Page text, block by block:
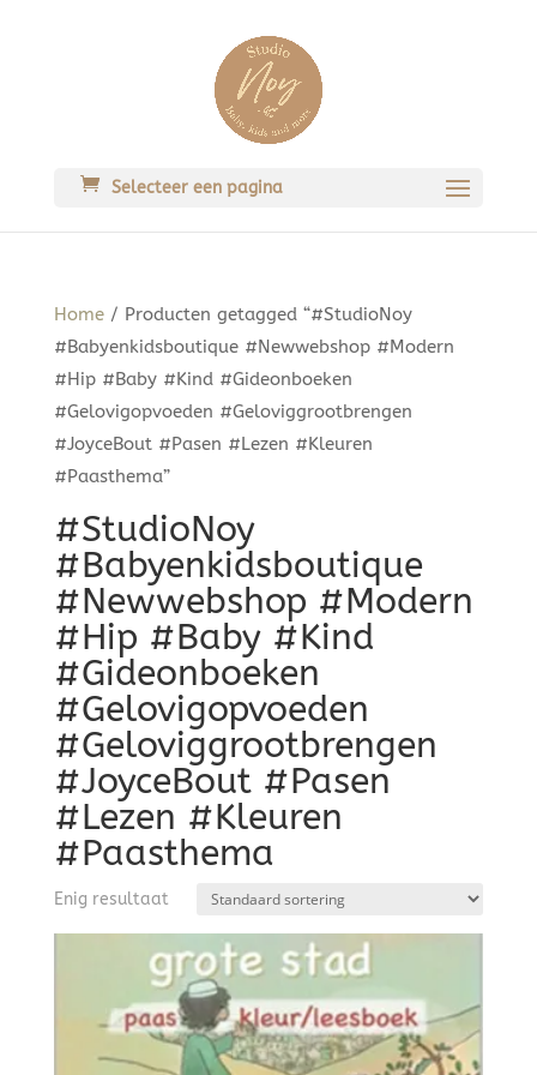
Selecteer een pagina
Home/ Producten getagged “#StudioNoy
#Babyenkidsboutique #Newwebshop #Modern
#Hip #Baby #Kind #Gideonboeken
#Gelovigopvoeden #Geloviggrootbrengen
#JoyceBout #Pasen #Lezen #Kleuren
#Paasthema”
#StudioNoy
#Babyenkidsboutique
#Newwebshop #Modern
#Hip #Baby #Kind
#Gideonboeken
#Gelovigopvoeden
#Geloviggrootbrengen
#JoyceBout #Pasen
#Lezen #Kleuren
#Paasthema
Enig resultaat